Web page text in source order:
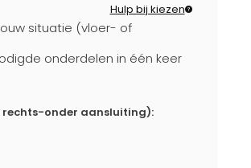
Hulp bij kiezen
situatie (vloer- of
onderdelen in één keer
rechts-onder aansluiting):